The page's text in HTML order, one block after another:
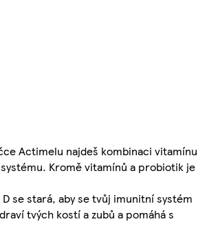
Actimelu najdeš kombinaci vitamínu
Kromě vitamínů a probiotik je
se stará, aby se tvůj imunitní systém
tvých kostí a zubů a pomáhá s